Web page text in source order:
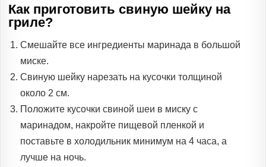
Как приготовить свиную шейку на
гриле?
Смешайте все ингредиенты маринада в большой
миске.
Свиную шейку нарезать на кусочки толщиной
около 2 см.
Положите кусочки свиной шеи в миску с
маринадом, накройте пищевой пленкой и
поставьте в холодильник минимум на 4 часа, а
лучше на ночь.